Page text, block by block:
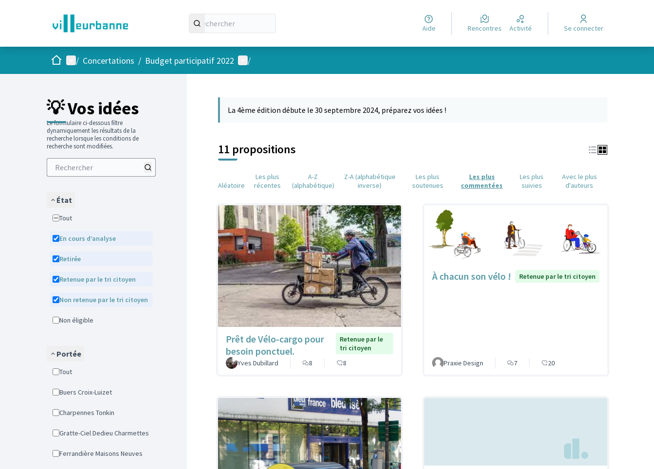
Aide Rencontres Activité Se connecter
AccueilMenu principal
/ Concertations / Budget participatif 2022 Menu utilisateur
/
💡 Vos idées
Le formulaire ci-dessous filtre
dynamiquement les résultats de la
recherche lorsque les conditions de
recherche sont modifiées.
État
Tout
En cours d’analyse
Retirée
Retenue par le tri citoyen
Non retenue par le tri citoyen
Non éligible
Portée
Tout
Buers Croix-Luizet
Charpennes Tonkin
Gratte-Ciel Dedieu Charmettes
Ferrandière Maisons Neuves
La 4ème édition débute le 30 septembre 2024, préparez vos idées !
11 propositions
Aléatoire
Les plus
récentes
A-Z
(alphabétique)
Z-A (alphabétique
inverse)
Les plus
soutenues
Les plus
commentées
Les plus
suivies
Avec le plus
d'auteurs
Prêt de Vélo-cargo pour
besoin ponctuel.
Retenue par le
tri citoyen
Yves Dubillard
8 8
À chacun son vélo ! Retenue par le tri citoyen
Praxie Design 7 20